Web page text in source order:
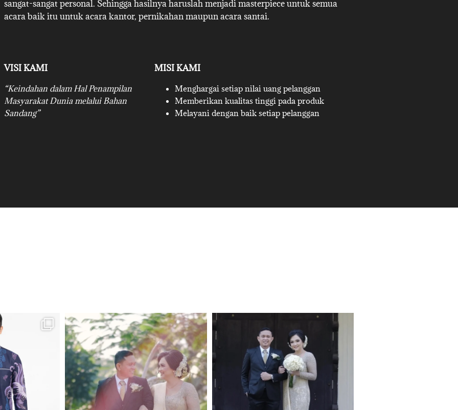
sangat-sangat personal. Sehingga hasilnya haruslah menjadi masterpiece untuk semua
acara baik itu untuk acara kantor, pernikahan maupun acara santai.
VISI KAMI
“Keindahan dalam Hal Penampilan
Masyarakat Dunia melalui Bahan
Sandang”
MISI KAMI
Menghargai setiap nilai uang pelanggan
Memberikan kualitas tinggi pada produk
Melayani dengan baik setiap pelanggan